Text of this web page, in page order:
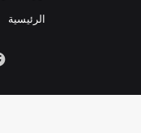
الرئيسية